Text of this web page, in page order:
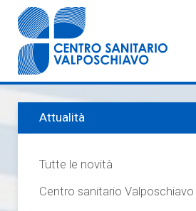
Attualità
Tutte le novità
Centro sanitario Valposchiavo